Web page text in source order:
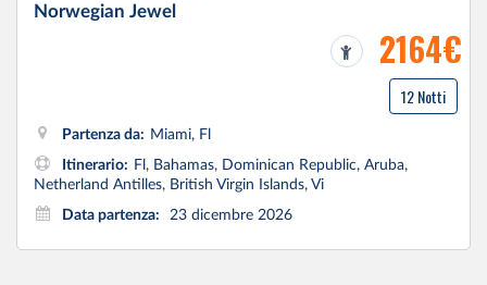
Norwegian Jewel
2164€
12 Notti
Partenza da: Miami, Fl
Itinerario: Fl, Bahamas, Dominican Republic, Aruba,
Netherland Antilles, British Virgin Islands, Vi
Data partenza:
23 dicembre 2026